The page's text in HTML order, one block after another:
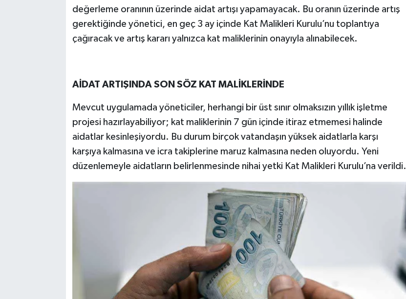
değerleme oranının üzerinde aidat artışı yapamayacak. Bu oranın üzerinde artış
gerektiğinde yönetici, en geç 3 ay içinde Kat Malikleri Kurulu’nu toplantıya
çağıracak ve artış kararı yalnızca kat maliklerinin onayıyla alınabilecek.
AİDAT ARTIŞINDA SON SÖZ KAT MALİKLERİNDE
Mevcut uygulamada yöneticiler, herhangi bir üst sınır olmaksızın yıllık işletme
projesi hazırlayabiliyor; kat maliklerinin 7 gün içinde itiraz etmemesi halinde
aidatlar kesinleşiyordu. Bu durum birçok vatandaşın yüksek aidatlarla karşı
karşıya kalmasına ve icra takiplerine maruz kalmasına neden oluyordu. Yeni
düzenlemeyle aidatların belirlenmesinde nihai yetki Kat Malikleri Kurulu’na verildi.